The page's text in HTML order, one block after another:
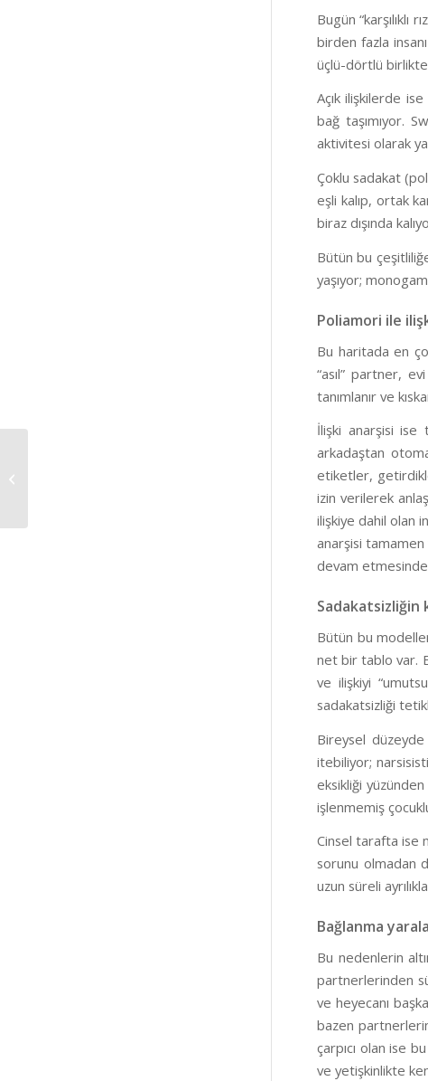
Bugün
birden fazla
üçlü-dörtlü
Açık ilişkilerde
bağ taşımıyor.
aktivitesi olarak
Çoklu sadakat
eşli kalıp, ortak
biraz dışında
Bütün bu
yaşıyor;
Poliamori ile
Bu haritada en
“asıl” partner,
tanımlanır ve
İlişki anarşisi
arkadaştan
etiketler,
izin verilerek
ilişkiye dahil olan
anarşisi tamamen
devam
Sadakatsizliğin
Bütün bu
net bir tablo var.
ve ilişkiyi
sadakatsizliği
Bireysel düzeyde
itebiliyor;
eksikliği yüzünden
işlenmemiş
Cinsel tarafta ise
sorunu olmadan
uzun süreli
Bağlanma
Bu nedenlerin
partnerlerinden
ve heyecanı
bazen
çarpıcı olan ise
ve yetişkinlikte